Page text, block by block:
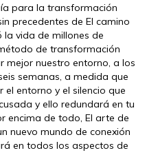
para la transformación
precedentes de El camino
la vida de millones de
de transformación
mejor nuestro entorno, a los
semanas, a medida que
entorno y el silencio que
y ello redundará en tu
encima de todo, El arte de
nuevo mundo de conexión
en todos los aspectos de